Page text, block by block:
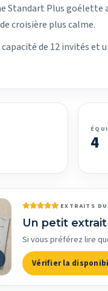
Standart Plus goélette
croisière plus calme.
capacité de 12 invités
4
EXTRAITS
Un petit extrait
Si vous préférez lire
Vérifier la